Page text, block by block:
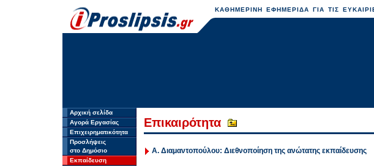
ΚΑΘΗΜΕΡΙΝΗ ΕΦΗΜΕΡΙΔΑ ΓΙΑ ΤΙΣ
Αρχική σελίδα
Αγορά Εργασίας
Επιχειρηματικότητα
Προσλήψεις
στο Δημόσιο
Εκπαίδευση
Επικαιρότητα
Α. Διαμαντοπούλου: Διεθνοποίηση της ανώτατης εκπαίδευσης